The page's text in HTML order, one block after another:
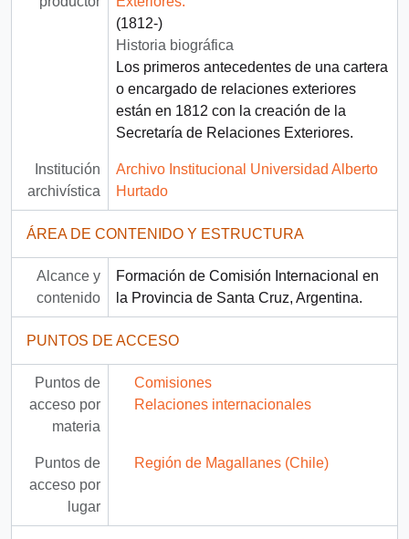
(1812-)
Historia biográfica
Los primeros antecedentes de una cartera
o encargado de relaciones exteriores
están en 1812 con la creación de la
Secretaría de Relaciones Exteriores.
Institución
archivística
Archivo Institucional Universidad Alberto
Hurtado
ÁREA DE CONTENIDO Y ESTRUCTURA
Alcance y
contenido
Formación de Comisión Internacional en
la Provincia de Santa Cruz, Argentina.
PUNTOS DE ACCESO
Puntos de
acceso por
materia
Comisiones
Relaciones internacionales
Puntos de
acceso por
lugar
Región de Magallanes (Chile)